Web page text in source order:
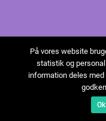
På vores website
statistik og
information deles
Ok